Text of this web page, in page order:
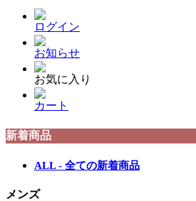
ログイン
お知らせ
お気に入り
カート
新着商品
ALL - 全ての新着商品
メンズ